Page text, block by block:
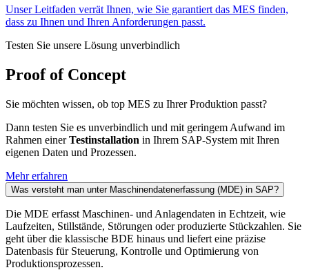
Unser Leitfaden verrät Ihnen, wie Sie garantiert das MES finden,
dass zu Ihnen und Ihren Anforderungen passt.
Testen Sie unsere Lösung unverbindlich
Proof of Concept
Sie möchten wissen, ob top MES zu Ihrer Produktion passt?
Dann testen Sie es unverbindlich und mit geringem Aufwand im
Rahmen einerTestinstallation in Ihrem SAP-System mit Ihren
eigenen Daten und Prozessen.
Mehr erfahren
Was versteht man unter Maschinendatenerfassung (MDE) in SAP?
Die MDE erfasst Maschinen- und Anlagendaten in Echtzeit, wie
Laufzeiten, Stillstände, Störungen oder produzierte Stückzahlen. Sie
geht über die klassische BDE hinaus und liefert eine präzise
Datenbasis für Steuerung, Kontrolle und Optimierung von
Produktionsprozessen.